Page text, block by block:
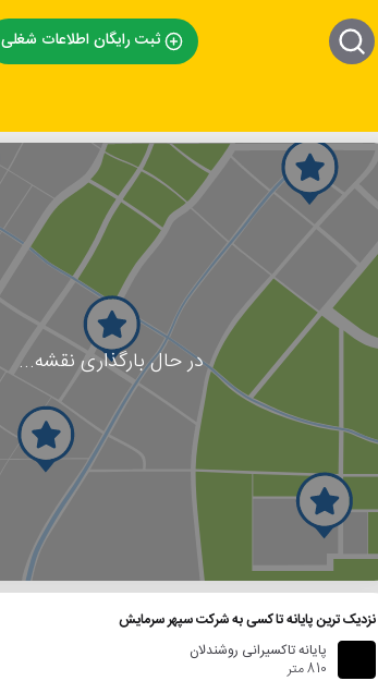
ثبت رایگان اطلاعات شغلی
در حال بارگذاری نقشه...
نزدیک ترین پایانه تاکسی به شرکت سپهر سرمایش
پایانه تاکسیرانی روشندلان
810 متر